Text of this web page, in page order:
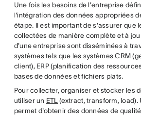
Une fois les besoins de l'entreprise
l'intégration des données appropriées
étape. Il est important de s'assurer que
collectées de manière complète et à
d'une entreprise sont disséminées à
systèmes tels que les systèmes CRM
client), ERP (planification des
bases de données et fichiers plats.
Pour collecter, organiser et stocker les
utiliser un ETL (extract, transform, load).
permet d'obtenir des données de